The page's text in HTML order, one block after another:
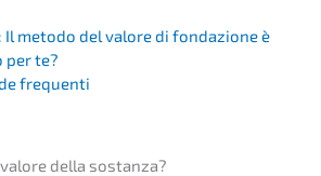
Il metodo del valore di fonda­zio­ne è
per te?
frequenti
della sostanza?